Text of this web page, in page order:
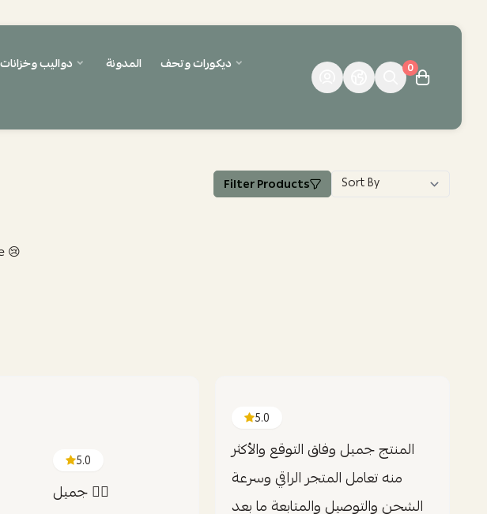
دواليب وخزانات المدونة
ديكورات وتحف
0
Filter Products
😢
5.0
جميل 👍🏻
5.0
المنتج جميل وفاق التوقع والأكثر
منه تعامل المتجر الراقي وسرعة
الشحن والتوصيل والمتابعة ما بعد